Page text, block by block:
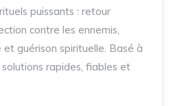
puissants : retour
contre les ennemis,
et guérison spirituelle. Basé à
rapides, fiables et